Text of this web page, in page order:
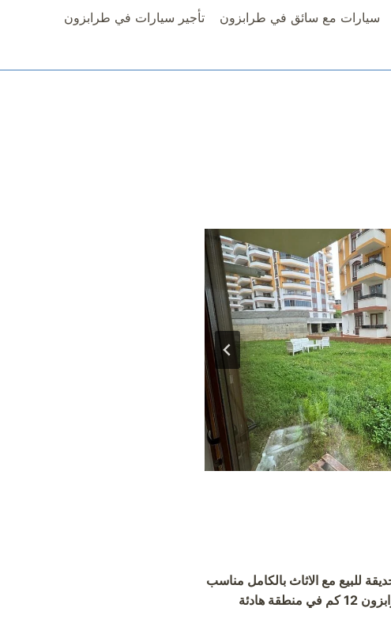
سيارات مع سائق في طرابزون تأجير سيارات في طرابزون
للبيع مع الاثاث بالكامل مناسب
للاقامة العقارية في طرابزون يبعد عن مول جواهر 3 كم وعن مطار طرابزون 7 كم وعن طرابزون 12 كم في منطقة هادئة